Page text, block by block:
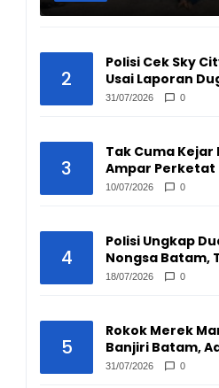
2
Polisi Cek Sky
Usai Laporan
Hasilnya
31/07/2026 0
3
Tak Cuma Kejar
Ampar Perketat
Pengepul
10/07/2026 0
4
Polisi Ungkap
Nongsa Batam,
18/07/2026 0
5
Rokok Merek
Banjiri Batam,
Peredarannya?
31/07/2026 0